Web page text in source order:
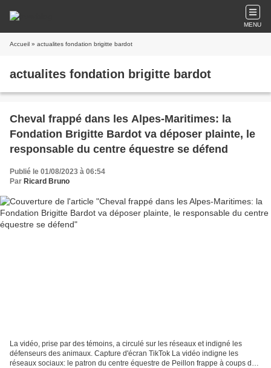
MENU
Accueil » actualites fondation brigitte bardot
actualites fondation brigitte bardot
Cheval frappé dans les Alpes-Maritimes: la
Fondation Brigitte Bardot va déposer plainte, le
responsable du centre équestre se défend
Publié le 01/08/2023 à 06:54
Par Ricard Bruno
La vidéo, prise par des témoins, a circulé sur les réseaux et indigné les
défenseurs des animaux. Capture d'écran TikTok La vidéo indigne les
réseaux sociaux: le patron du centre équestre de Peillon frappe à coups de